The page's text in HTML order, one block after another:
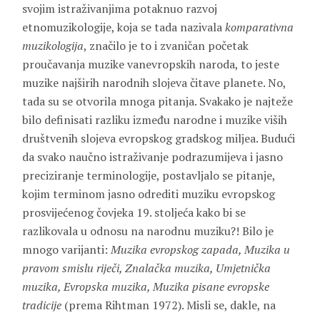
svojim istraživanjima potaknuo razvoj
etnomuzikologije, koja se tada nazivalakomparativna
muzikologija, značilo je to i zvaničan početak
proučavanja muzike vanevropskih naroda, to jeste
muzike najširih narodnih slojeva čitave planete. No,
tada su se otvorila mnoga pitanja. Svakako je najteže
bilo definisati razliku između narodne i muzike viših
društvenih slojeva evropskog gradskog miljea. Budući
da svako naučno istraživanje podrazumijeva i jasno
preciziranje terminologije, postavljalo se pitanje,
kojim terminom jasno odrediti muziku evropskog
prosvijećenog čovjeka 19. stoljeća kako bi se
razlikovala u odnosu na narodnu muziku?! Bilo je
mnogo varijanti:Muzika evropskog zapada, Muzika u
pravom smislu riječi, Znalačka muzika, Umjetnička
muzika, Evropska muzika, Muzika pisane evropske
tradicije (prema Rihtman 1972). Misli se, dakle, na